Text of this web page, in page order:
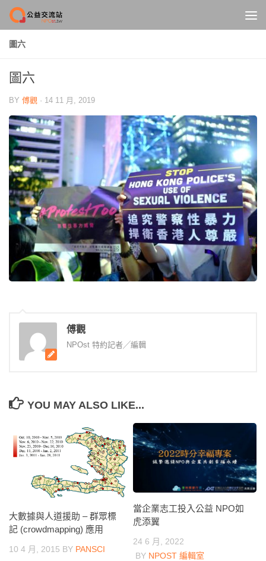
Skip to content
圖六
圖六
BY 傅觀 · 14 11 月, 2019
傅觀
NPOst 特約記者╱編輯
YOU MAY ALSO LIKE...
大數據與人道援助 – 群眾標
記 (crowdmapping) 應用
10 4 月, 2015 BY PANSCI
當企業志工投入公益 NPO如
虎添翼
24 6 月, 2022
BY NPOST 編輯室